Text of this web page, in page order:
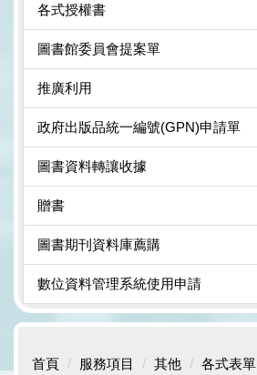
各式授權書
圖書館委員會提案單
推廣利用
政府出版品統一編號(GPN)申請單
圖書資料轉讓收據
贈書
圖書期刊資料庫薦購
數位資料管理系統使用申請
首頁 服務項目 其他 各式表單